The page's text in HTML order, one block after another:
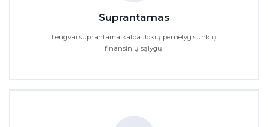
Suprantamas
Lengvai suprantama kalba. Jokių pernelyg sunkių
finansinių sąlygų.